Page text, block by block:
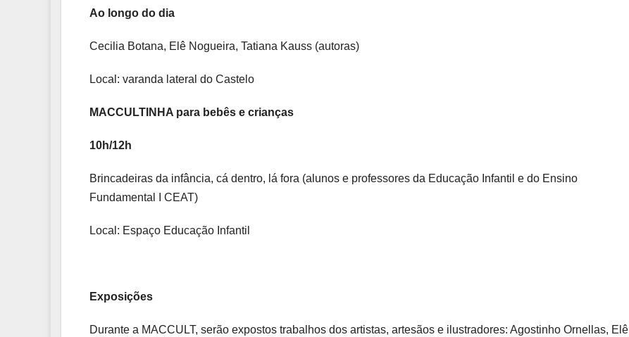
Ao longo do dia
Cecilia Botana, Elê Nogueira, Tatiana Kauss (autoras)
Local: varanda lateral do Castelo
MACCULTINHA para bebês e crianças
10h/12h
Brincadeiras da infância, cá dentro, lá fora (alunos e professores da Educação Infantil e do Ensino
Fundamental I CEAT)
Local: Espaço Educação Infantil
Exposições
Durante a MACCULT, serão expostos trabalhos dos artistas, artesãos e ilustradores: Agostinho Ornellas, Elê